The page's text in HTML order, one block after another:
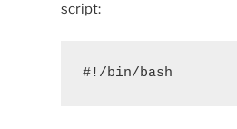
script:
#!/bin/bash